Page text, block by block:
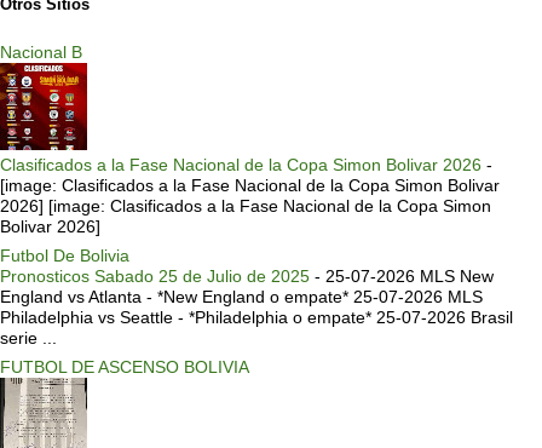
Otros Sitios
Nacional B
Clasificados a la Fase Nacional de la Copa Simon Bolivar 2026 -
[image: Clasificados a la Fase Nacional de la Copa Simon Bolivar
2026] [image: Clasificados a la Fase Nacional de la Copa Simon
Bolivar 2026]
Futbol De Bolivia
Pronosticos Sabado 25 de Julio de 2025 - 25-07-2026 MLS New
England vs Atlanta - *New England o empate* 25-07-2026 MLS
Philadelphia vs Seattle - *Philadelphia o empate* 25-07-2026 Brasil
serie ...
FUTBOL DE ASCENSO BOLIVIA